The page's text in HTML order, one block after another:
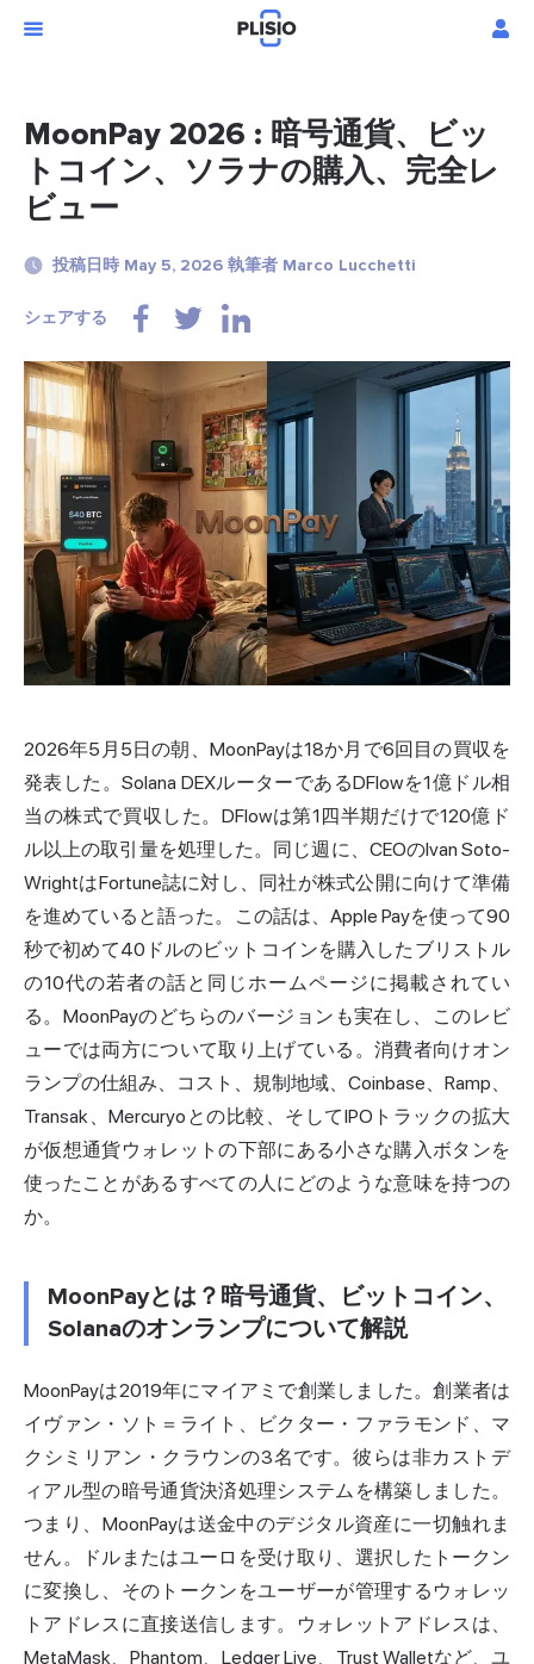
MoonPay 2026 : 暗号通貨、ビッ
トコイン、ソラナの購入、完全レ
ビュー
投稿日時 May 5, 2026 執筆者 Marco Lucchetti
シェアする
2026年5月5日の朝、MoonPayは18か月で6回目の買収を
発表した。Solana DEXルーターであるDFlowを1億ドル相
当の株式で買収した。DFlowは第1四半期だけで120億ド
ル以上の取引量を処理した。同じ週に、CEOのIvan Soto-
WrightはFortune誌に対し、同社が株式公開に向けて準備
を進めていると語った。この話は、Apple Payを使って90
秒で初めて40ドルのビットコインを購入したブリストル
の10代の若者の話と同じホームページに掲載されてい
る。MoonPayのどちらのバージョンも実在し、このレビ
ューでは両方について取り上げている。消費者向けオン
ランプの仕組み、コスト、規制地域、Coinbase、Ramp、
Transak、Mercuryoとの比較、そしてIPOトラックの拡大
が仮想通貨ウォレットの下部にある小さな購入ボタンを
使ったことがあるすべての人にどのような意味を持つの
か。
MoonPayとは？暗号通貨、ビットコイン、
Solanaのオンランプについて解説
MoonPayは2019年にマイアミで創業しました。創業者は
イヴァン・ソト＝ライト、ビクター・ファラモンド、マ
クシミリアン・クラウンの3名です。彼らは非カストデ
ィアル型の暗号通貨決済処理システムを構築しました。
つまり、MoonPayは送金中のデジタル資産に一切触れま
せん。ドルまたはユーロを受け取り、選択したトークン
に変換し、そのトークンをユーザーが管理するウォレッ
トアドレスに直接送信します。ウォレットアドレスは、
MetaMask、Phantom、Ledger Live、Trust Walletなど、ユ